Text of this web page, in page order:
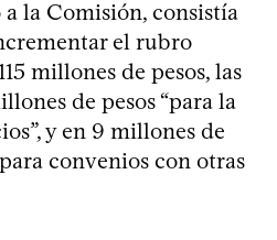
a la Comisión, consistía
el rubro
millones de pesos, las
de pesos “para la
y en 9 millones de
convenios con otras